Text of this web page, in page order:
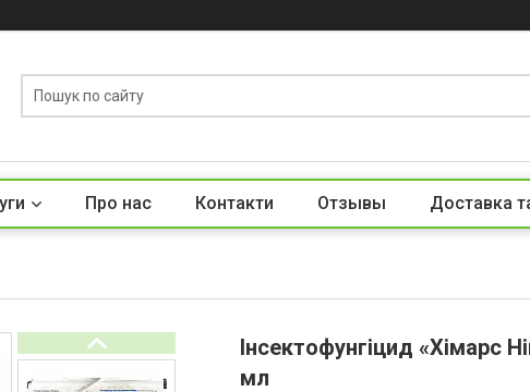
Про нас Контакти Отзывы Доставка
Інсектофунгіцид «Хімарс
мл